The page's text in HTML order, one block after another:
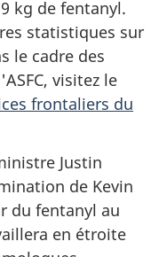
kg de fentanyl.
statistiques sur
le cadre des
visitez le
frontaliers du
Justin
de Kevin
du fentanyl au
en étroite